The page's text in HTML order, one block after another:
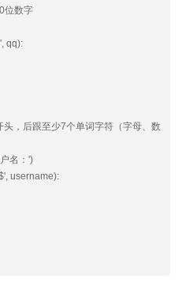
位数字
qq):
，后跟至少7个单词字符（字母、数
名：')
username):